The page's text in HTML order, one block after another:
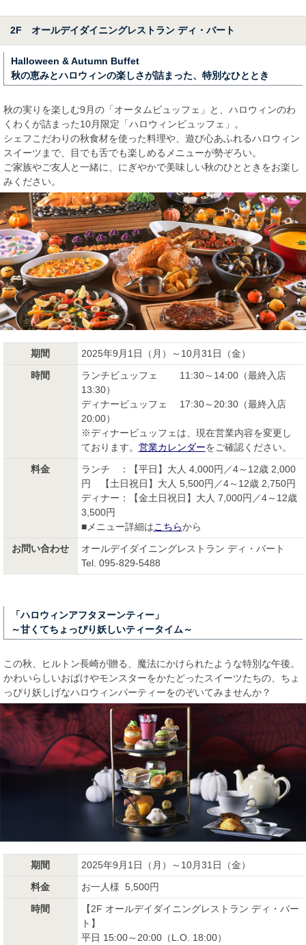
2F オールデイダイニングレストラン ディ・バート
Halloween & Autumn Buffet
秋の恵みとハロウィンの楽しさが詰まった、特別なひととき
秋の実りを楽しむ9月の「オータムビュッフェ」と、ハロウィンのわ
くわくが詰まった10月限定「ハロウィンビュッフェ」。
シェフこだわりの秋食材を使った料理や、遊び心あふれるハロウィン
スイーツまで、目でも舌でも楽しめるメニューが勢ぞろい。
ご家族やご友人と一緒に、にぎやかで美味しい秋のひとときをお楽し
みください。
期間
2025年9月1日（月）～10月31日（金）
時間
ランチビュッフェ 11:30～14:00（最終入店
13:30）
ディナービュッフェ 17:30～20:30（最終入店
20:00）
※ディナービュッフェは、現在営業内容を変更し
ております。 営業カレンダーをご確認ください。
料金
ランチ ：【平日】大人 4,000円／4～12歳 2,000
円 【土日祝日】大人 5,500円／4～12歳 2,750円
ディナー：【金土日祝日】大人 7,000円／4～12歳
3,500円
■メニュー詳細はこちらから
お問い合わせ
オールデイダイニングレストラン ディ・バート
Tel. 095-829-5488
「ハロウィンアフタヌーンティー」
～甘くてちょっぴり妖しいティータイム～
この秋、ヒルトン長崎が贈る、魔法にかけられたような特別な午後。
かわいらしいおばけやモンスターをかたどったスイーツたちの、ちょ
っぴり妖しげなハロウィンパーティーをのぞいてみませんか？
期間
2025年9月1日（月）～10月31日（金）
料金
お一人様 5,500円
時間
【2F オールデイダイニングレストラン ディ・バー
ト】
平日 15:00～20:00（L.O. 18:00）